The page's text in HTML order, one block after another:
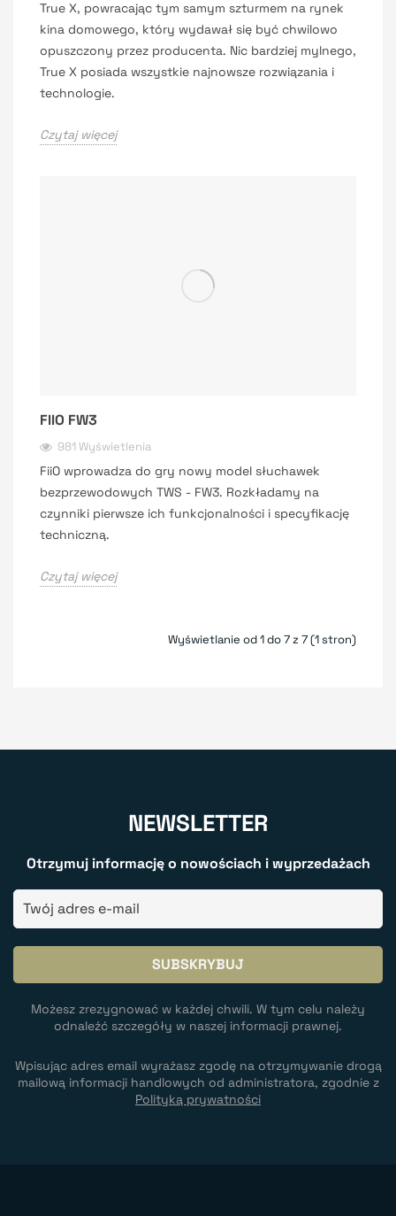
True X, powracając tym samym szturmem na rynek
kina domowego, który wydawał się być chwilowo
opuszczony przez producenta. Nic bardziej mylnego,
True X posiada wszystkie najnowsze rozwiązania i
technologie.
Czytaj więcej
FIIO FW3
981 Wyświetlenia
FiiO wprowadza do gry nowy model słuchawek
bezprzewodowych TWS - FW3. Rozkładamy na
czynniki pierwsze ich funkcjonalności i specyfikację
techniczną.
Czytaj więcej
Wyświetlanie od 1 do 7 z 7 (1 stron)
NEWSLETTER
Otrzymuj informację o nowościach i wyprzedażach
Możesz zrezygnować w każdej chwili. W tym celu należy
odnaleźć szczegóły w naszej informacji prawnej.
Wpisując adres email wyrażasz zgodę na otrzymywanie drogą
mailową informacji handlowych od administratora, zgodnie z
Polityką prywatności